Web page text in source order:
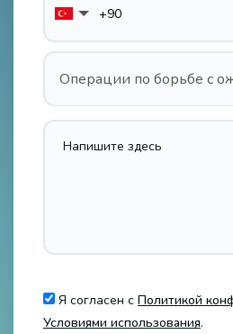
Операции по борьбе с
Я согласен с Политикой
Условиями использования.